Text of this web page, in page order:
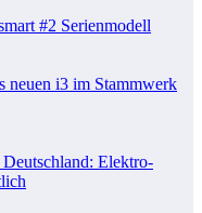
#2 Serienmodell
neuen i3 im Stammwerk
Elektro-